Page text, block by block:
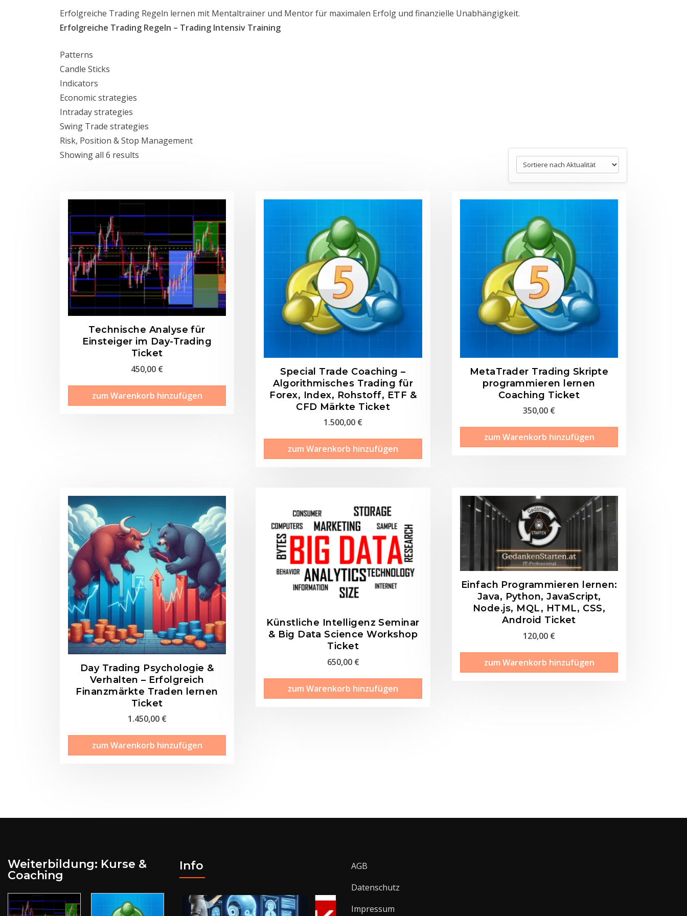
Erfolgreiche Trading Regeln lernen mit Mentaltrainer und Mentor für maximalen Erfolg und finanzielle Unabhängigkeit.
Erfolgreiche Trading Regeln – Trading Intensiv Training
Patterns
Candle Sticks
Indicators
Economic strategies
Intraday strategies
Swing Trade strategies
Risk, Position & Stop Management
Showing all 6 results
Technische Analyse für
Einsteiger im Day-Trading
Ticket
450,00 €
zum Warenkorb hinzufügen
Special Trade Coaching –
Algorithmisches Trading für
Forex, Index, Rohstoff, ETF &
CFD Märkte Ticket
1.500,00 €
zum Warenkorb hinzufügen
MetaTrader Trading Skripte
programmieren lernen
Coaching Ticket
350,00 €
zum Warenkorb hinzufügen
Day Trading Psychologie &
Verhalten – Erfolgreich
Finanzmärkte Traden lernen
Ticket
1.450,00 €
zum Warenkorb hinzufügen
Künstliche Intelligenz Seminar
& Big Data Science Workshop
Ticket
650,00 €
zum Warenkorb hinzufügen
Einfach Programmieren lernen:
Java, Python, JavaScript,
Node.js, MQL, HTML, CSS,
Android Ticket
120,00 €
zum Warenkorb hinzufügen
Weiterbildung: Kurse &
Coaching
Info
AGB
Datenschutz
Impressum